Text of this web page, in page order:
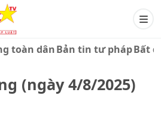
toàn dânBản tin tư phápBất
(ngày 4/8/2025)